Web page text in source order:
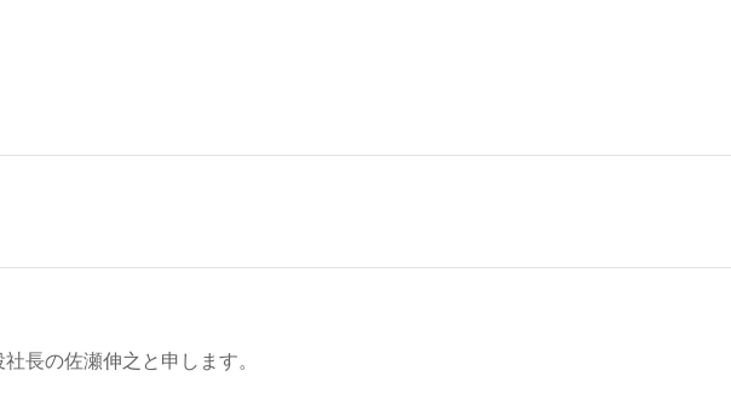
長の佐瀬伸之と申します。